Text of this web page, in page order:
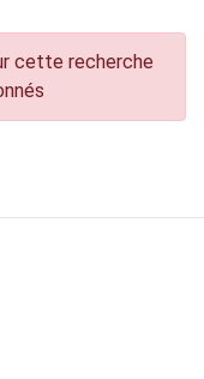
cette recherche